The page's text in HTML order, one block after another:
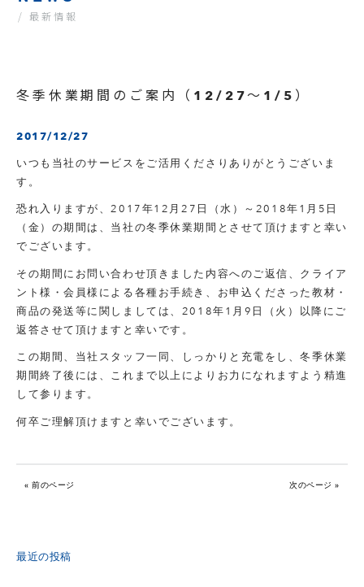
/ 最新情報
冬季休業期間のご案内（12/27～1/5）
2017/12/27
いつも当社のサービスをご活用くださりありがとうございま
す。
恐れ入りますが、2017年12月27日（水）～2018年1月5日
（金）の期間は、当社の冬季休業期間とさせて頂けますと幸い
でございます。
その期間にお問い合わせ頂きました内容へのご返信、クライア
ント様・会員様による各種お手続き、お申込くださった教材・
商品の発送等に関しましては、2018年1月9日（火）以降にご
返答させて頂けますと幸いです。
この期間、当社スタッフ一同、しっかりと充電をし、冬季休業
期間終了後には、これまで以上によりお力になれますよう精進
して参ります。
何卒ご理解頂けますと幸いでございます。
« 前のページ 次のページ »
最近の投稿